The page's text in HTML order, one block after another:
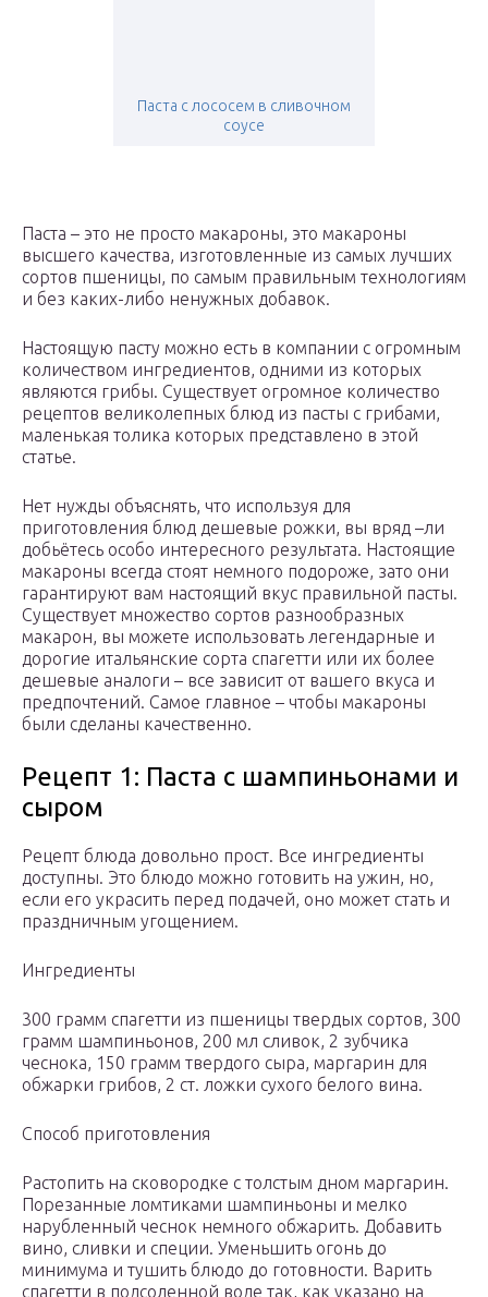
Паста с лососем в сливочном
соусе
Паста – это не просто макароны, это макароны
высшего качества, изготовленные из самых лучших
сортов пшеницы, по самым правильным технологиям
и без каких-либо ненужных добавок.
Настоящую пасту можно есть в компании с огромным
количеством ингредиентов, одними из которых
являются грибы. Существует огромное количество
рецептов великолепных блюд из пасты с грибами,
маленькая толика которых представлено в этой
статье.
Нет нужды объяснять, что используя для
приготовления блюд дешевые рожки, вы вряд –ли
добьётесь особо интересного результата. Настоящие
макароны всегда стоят немного подороже, зато они
гарантируют вам настоящий вкус правильной пасты.
Существует множество сортов разнообразных
макарон, вы можете использовать легендарные и
дорогие итальянские сорта спагетти или их более
дешевые аналоги – все зависит от вашего вкуса и
предпочтений. Самое главное – чтобы макароны
были сделаны качественно.
Рецепт 1: Паста с шампиньонами и
сыром
Рецепт блюда довольно прост. Все ингредиенты
доступны. Это блюдо можно готовить на ужин, но,
если его украсить перед подачей, оно может стать и
праздничным угощением.
Ингредиенты
300 грамм спагетти из пшеницы твердых сортов, 300
грамм шампиньонов, 200 мл сливок, 2 зубчика
чеснока, 150 грамм твердого сыра, маргарин для
обжарки грибов, 2 ст. ложки сухого белого вина.
Способ приготовления
Растопить на сковородке с толстым дном маргарин.
Порезанные ломтиками шампиньоны и мелко
нарубленный чеснок немного обжарить. Добавить
вино, сливки и специи. Уменьшить огонь до
минимума и тушить блюдо до готовности. Варить
спагетти в подсоленной воде так, как указано на